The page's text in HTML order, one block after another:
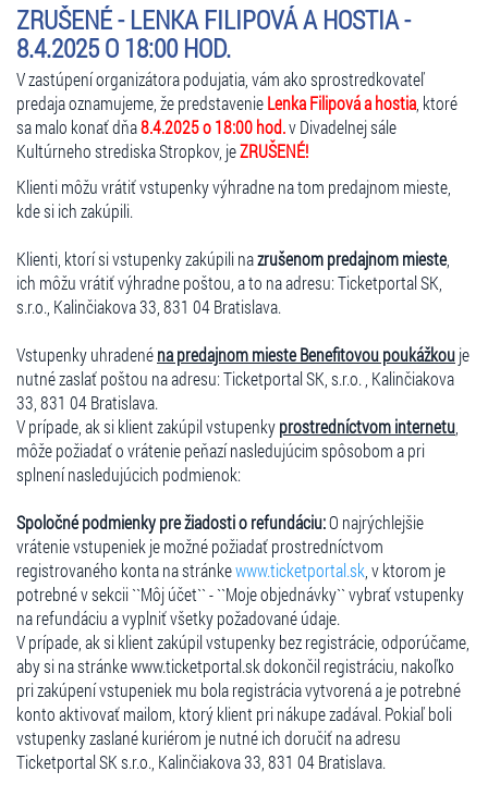
ZRUŠENÉ - LENKA FILIPOVÁ A HOSTIA -
8.4.2025 O 18:00 HOD.
V zastúpení organizátora podujatia, vám ako sprostredkovateľ
predaja oznamujeme, že predstavenieLenka Filipová a hostia , ktoré
sa malo konať dňa8.4.2025 o 18:00 hod.v Divadelnej sále
Kultúrneho strediska Stropkov, jeZRUŠENÉ!
Klienti môžu vrátiť vstupenky výhradne na tom predajnom mieste,
kde si ich zakúpili.
Klienti, ktorí si vstupenky zakúpili nazrušenom predajnom mieste,
ich môžu vrátiť výhradne poštou, a to na adresu: Ticketportal SK,
s.r.o., Kalinčiakova 33, 831 04 Bratislava.
Vstupenky uhradenéna predajnom mieste Benefitovou poukážkouje
nutné zaslať poštou na adresu: Ticketportal SK, s.r.o. , Kalinčiakova
33, 831 04 Bratislava.
V prípade, ak si klient zakúpil vstupenkyprostredníctvom internetu
môže požiadať o vrátenie peňazí nasledujúcim spôsobom a pri
splnení nasledujúcich podmienok:
Spoločné podmienky pre žiadosti o refundáciu:O najrýchlejšie
vrátenie vstupeniek je možné požiadať prostredníctvom
registrovaného konta na stránkewww.ticketportal.sk , v ktorom je
potrebné v sekcii ``Môj účet`` - ``Moje objednávky`` vybrať vstupenky
na refundáciu a vyplniť všetky požadované údaje.
V prípade, ak si klient zakúpil vstupenky bez registrácie, odporúčame,
aby si na stránke www.ticketportal.sk dokončil registráciu, nakoľko
pri zakúpení vstupeniek mu bola registrácia vytvorená a je potrebné
konto aktivovať mailom, ktorý klient pri nákupe zadával. Pokiaľ boli
vstupenky zaslané kuriérom je nutné ich doručiť na adresu
Ticketportal SK s.r.o., Kalinčiakova 33, 831 04 Bratislava.